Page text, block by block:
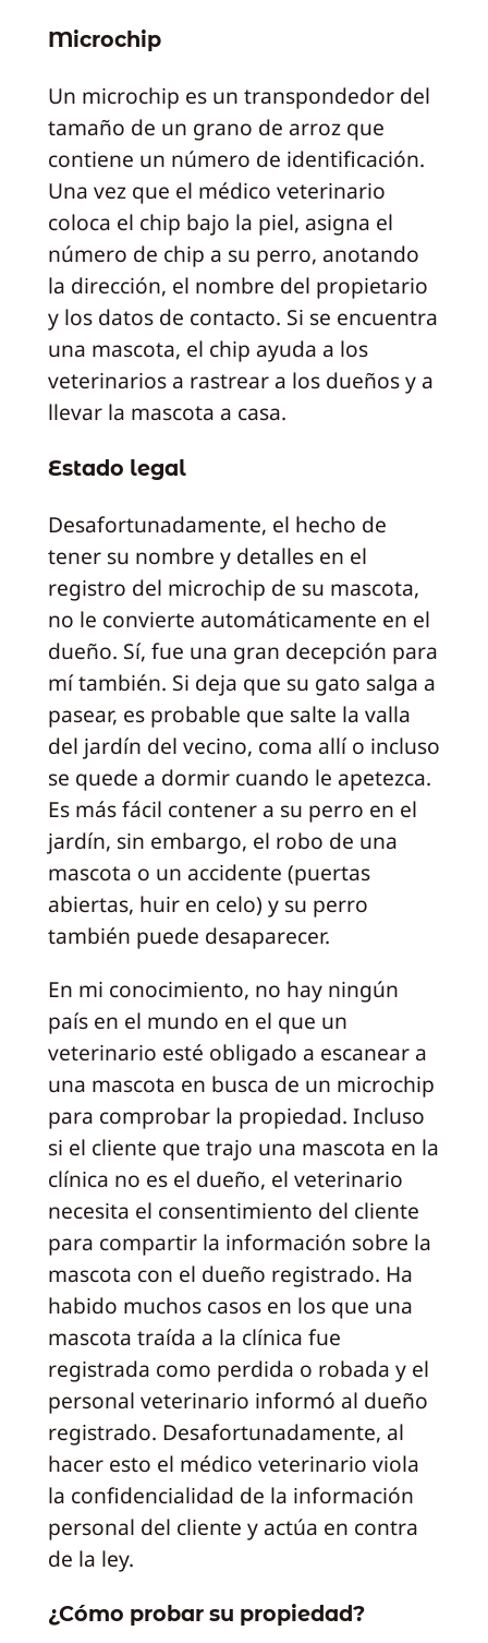
Microchip
Un microchip es un transpondedor del
tamaño de un grano de arroz que
contiene un número de identificación.
Una vez que el médico veterinario
coloca el chip bajo la piel, asigna el
número de chip a su perro, anotando
la dirección, el nombre del propietario
y los datos de contacto. Si se encuentra
una mascota, el chip ayuda a los
veterinarios a rastrear a los dueños y a
llevar la mascota a casa.
Estado legal
Desafortunadamente, el hecho de
tener su nombre y detalles en el
registro del microchip de su mascota,
no le convierte automáticamente en el
dueño. Sí, fue una gran decepción para
mí también. Si deja que su gato salga a
pasear, es probable que salte la valla
del jardín del vecino, coma allí o incluso
se quede a dormir cuando le apetezca.
Es más fácil contener a su perro en el
jardín, sin embargo, el robo de una
mascota o un accidente (puertas
abiertas, huir en celo) y su perro
también puede desaparecer.
En mi conocimiento, no hay ningún
país en el mundo en el que un
veterinario esté obligado a escanear a
una mascota en busca de un microchip
para comprobar la propiedad. Incluso
si el cliente que trajo una mascota en la
clínica no es el dueño, el veterinario
necesita el consentimiento del cliente
para compartir la información sobre la
mascota con el dueño registrado. Ha
habido muchos casos en los que una
mascota traída a la clínica fue
registrada como perdida o robada y el
personal veterinario informó al dueño
registrado. Desafortunadamente, al
hacer esto el médico veterinario viola
la confidencialidad de la información
personal del cliente y actúa en contra
de la ley.
¿Cómo probar su propiedad?